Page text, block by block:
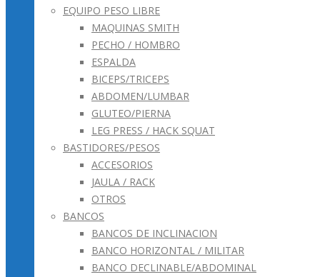
EQUIPO PESO LIBRE
MAQUINAS SMITH
PECHO / HOMBRO
ESPALDA
BICEPS/TRICEPS
ABDOMEN/LUMBAR
GLUTEO/PIERNA
LEG PRESS / HACK SQUAT
BASTIDORES/PESOS
ACCESORIOS
JAULA / RACK
OTROS
BANCOS
BANCOS DE INCLINACION
BANCO HORIZONTAL / MILITAR
BANCO DECLINABLE/ABDOMINAL